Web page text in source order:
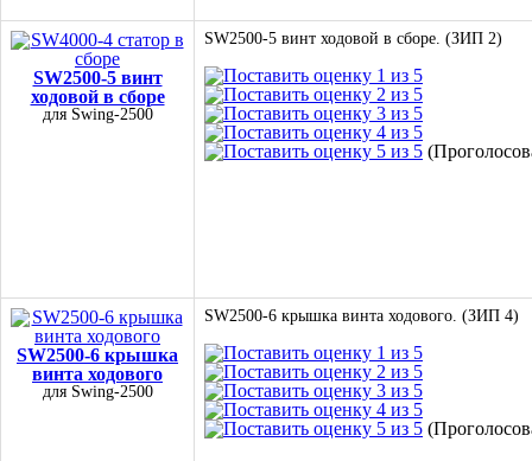
SW2500-5 винт
ходовой в сборе
для Swing-2500
SW2500-5 винт ходовой в сборе. (ЗИП 2)
SW2500-6 крышка
винта ходового
для Swing-2500
SW2500-6 крышка винта ходового. (ЗИП 4)